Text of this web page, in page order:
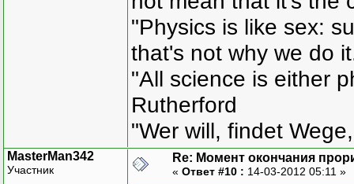
"Physics is like sex:
that's not why we do
"All science is either
Rutherford
"Wer will, findet
MasterMan342
Участник
Re: Момент окончания
« Ответ #10 : 14-03-2012 05:11 »